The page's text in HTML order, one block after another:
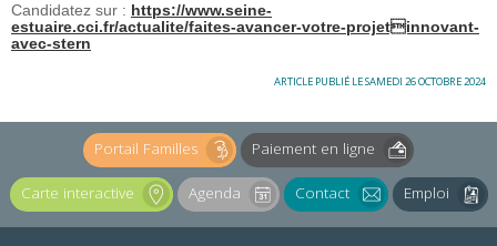
Candidatez sur : https://www.seine-
estuaire.cci.fr/actualite/faites-avancer-votre-projetinnovant-
avec-stern
ARTICLE PUBLIÉ LE SAMEDI 26 OCTOBRE 2024
Portail Familles Paiement en ligne
Carte interactive Agenda Contact Emploi